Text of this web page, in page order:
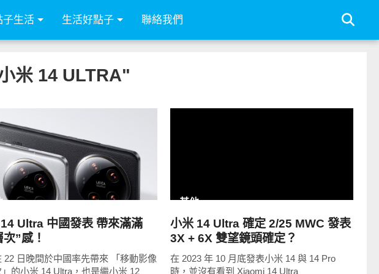
子生活 生活好點子 聯絡我們
米 14 ULTRA"
READ
MORE
Ultra 中國發表 帶來滿滿
次”感！
22 日晚間於中國率先帶來 「移動影像
的小米 14 Ultra，也是繼小米 12
其他
小米 14 Ultra 確定 2/25 MWC 發表
3X + 6X 雙望鏡頭確定？
在 2023 年 10 月底發表小米 14 與 14 Pro
時，並沒有看到 Xiaomi 14 Ultra